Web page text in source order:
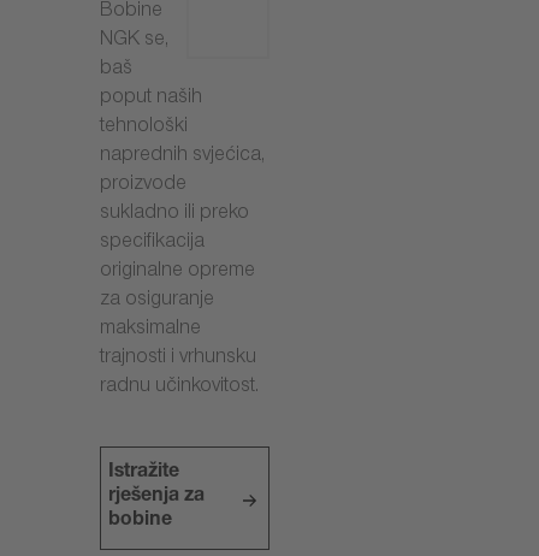
Bobine
NGK se,
baš
poput naših
tehnološki
naprednih svjećica,
proizvode
sukladno ili preko
specifikacija
originalne opreme
za osiguranje
maksimalne
trajnosti i vrhunsku
radnu učinkovitost.
Istražite
rješenja za
bobine